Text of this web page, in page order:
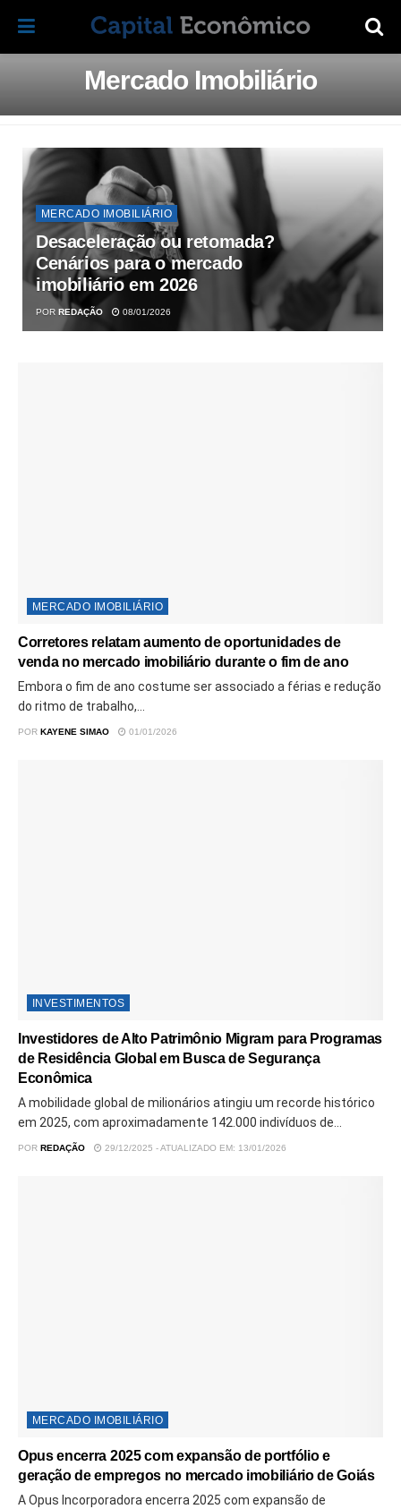
Mercado Imobiliário
MERCADO IMOBILIÁRIO
Desaceleração ou retomada?
Cenários para o mercado
imobiliário em 2026
POR REDAÇÃO 08/01/2026
MERCADO IMOBILIÁRIO
Corretores relatam aumento de oportunidades de
venda no mercado imobiliário durante o fim de ano
Embora o fim de ano costume ser associado a férias e redução
do ritmo de trabalho,...
POR KAYENE SIMAO 01/01/2026
INVESTIMENTOS
Investidores de Alto Patrimônio Migram para Programas
de Residência Global em Busca de Segurança
Econômica
A mobilidade global de milionários atingiu um recorde histórico
em 2025, com aproximadamente 142.000 indivíduos de...
POR REDAÇÃO 29/12/2025 - ATUALIZADO EM: 13/01/2026
MERCADO IMOBILIÁRIO
Opus encerra 2025 com expansão de portfólio e
geração de empregos no mercado imobiliário de Goiás
A Opus Incorporadora encerra 2025 com expansão de